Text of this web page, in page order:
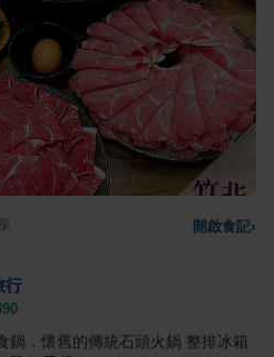
開啟食記›
行
鍋，懷舊的傳統石頭火鍋 整排冰箱